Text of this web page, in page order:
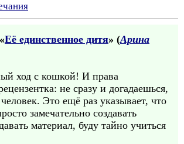
Её единственное дитя» (Арина
ход с кошкой! И права
не сразу и догадаешься,
Это ещё раз указывает, что
замечательно создавать
материал, буду тайно учиться